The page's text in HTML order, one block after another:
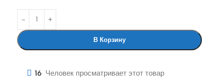
В Корзину
16 Человек просматривает этот товар